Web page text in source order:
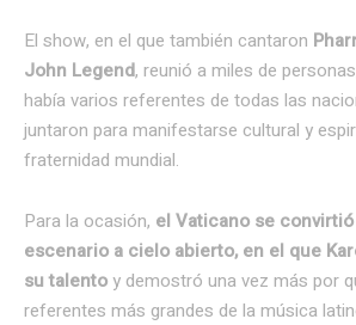
El show, en el que también cantaron
John Legend, reunió a miles de
había varios referentes de todas las
juntaron para manifestarse cultural y
fraternidad mundial.
Para la ocasión, el Vaticano se
escenario a cielo abierto, en el que
su talentoy demostró una vez más por
referentes más grandes de la música